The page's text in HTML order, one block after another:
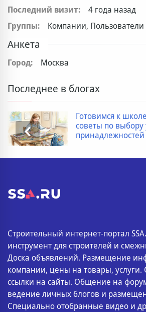
Последний визит:
4 года назад
Группы:
Компании, Пользователи
Анкета
Город: Москва
Последнее в блогах
Готовимся к
советы по
принадлежностей
Строительный интернет-портал
инструмент для строителей и
Доска объявлений. Размещение
компании, цены на товары, услуги.
ссылки на сайты. Общение на
ведение личных блогов и
Специально отобранные видео и